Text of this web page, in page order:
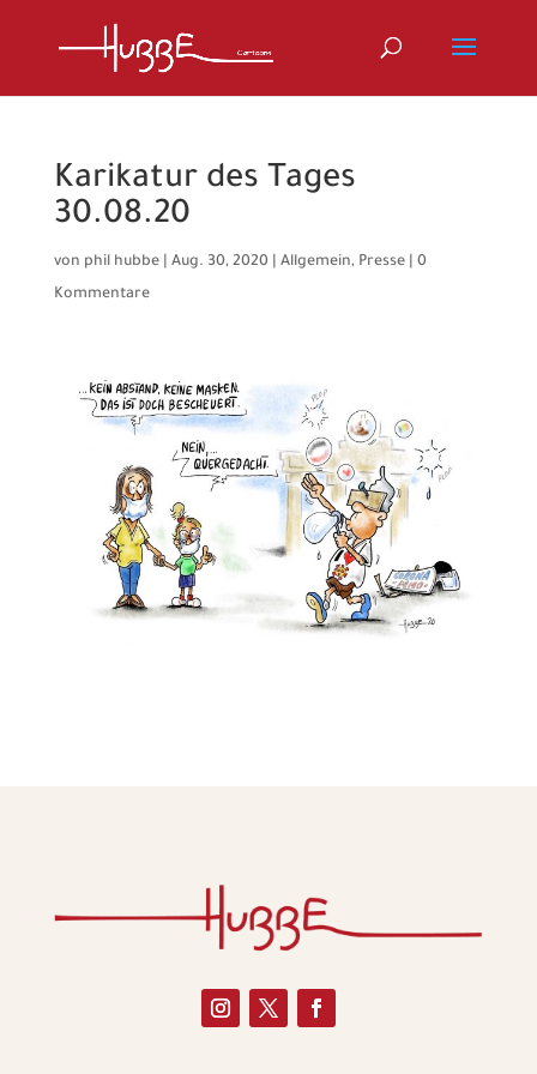
Karikatur des Tages
30.08.20
von phil hubbe| Aug. 30, 2020| Allgemein, Presse| 0
Kommentare